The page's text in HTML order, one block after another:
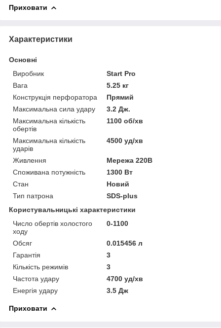
Приховати
Характеристики
Основні
Виробник
Start Pro
Вага
5.25 кг
Конструкція перфоратора
Прямий
Максимальна сила удару
3.2 Дж.
Максимальна кількість
обертів
1100 об/хв
Максимальна кількість
ударів
4500 уд/хв
Живлення
Мережа 220В
Споживана потужність
1300 Вт
Стан
Новий
Тип патрона
SDS-plus
Користувальницькі характеристики
Число обертів холостого
ходу
0-1100
Обсяг
0.015456 л
Гарантія
3
Кількість режимів
3
Частота удару
4700 уд/хв
Енергія удару
3.5 Дж
Приховати